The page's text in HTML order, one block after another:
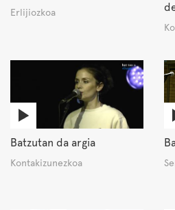
Erlijiozkoa
Batzutan da argia
Kontakizunezkoa